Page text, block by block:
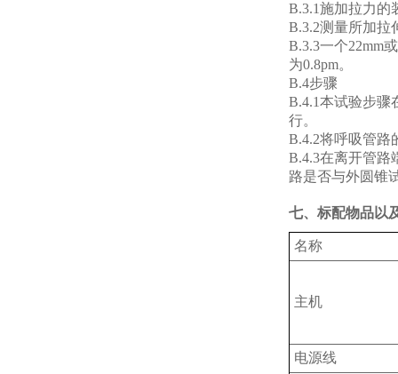
B.3.1施加拉力的
B.3.2测量所加拉
B.3.3一个22mm
为0.8pm。
B.4步骤
B.4.1本试验步骤
行。
B.4.2将呼吸管路
B.4.3在离开管路
路是否与外圆锥
七、标配物品以
名称
主机
电源线